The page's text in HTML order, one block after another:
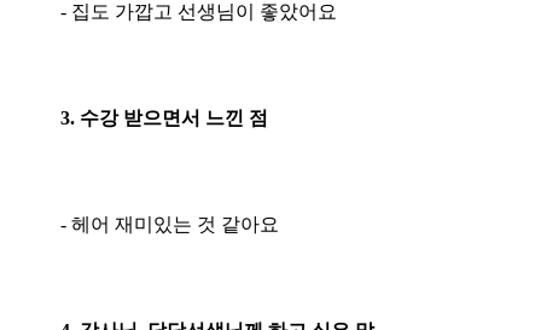
- 집도 가깝고 선생님이 좋았어요
3. 수강 받으면서 느낀 점
- 헤어 재미있는 것 같아요